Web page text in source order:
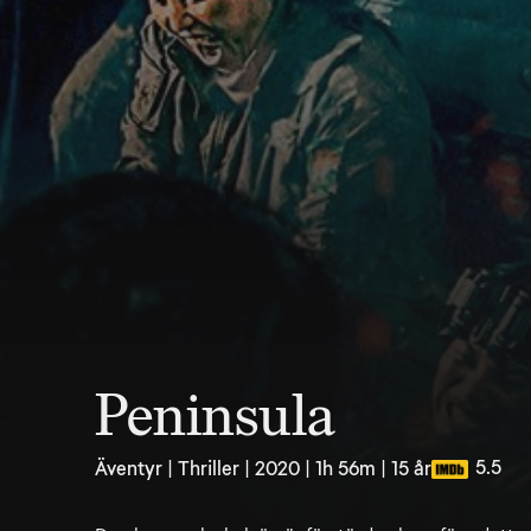
Peninsula
Äventyr | Thriller | 2020 | 1h 56m | 15 år 5.5